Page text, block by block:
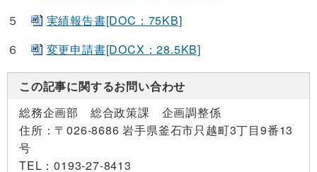
５
実績報告書[DOC：75KB]
６
変更申請書[DOCX：28.5KB]
この記事に関するお問い合わせ
総務企画部 総合政策課 企画調整係
住所： 〒026-8686 岩手県釜石市只越町3丁目9番13
号
TEL：0193-27-8413